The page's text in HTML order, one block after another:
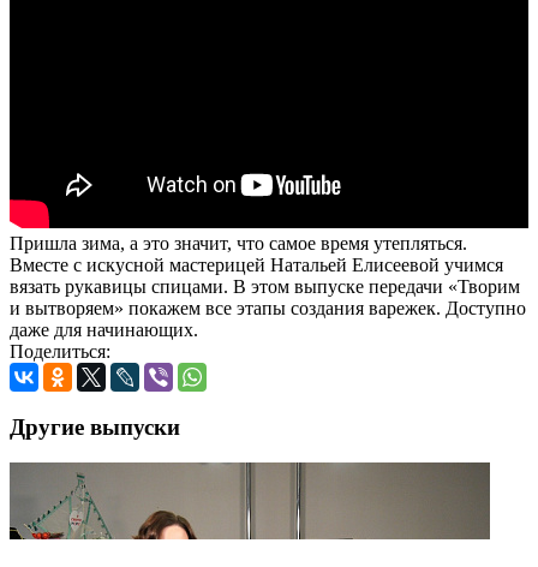
Пришла зима, а это значит, что самое время утепляться.
Вместе с искусной мастерицей Натальей Елисеевой учимся
вязать рукавицы спицами. В этом выпуске передачи «Творим
и вытворяем» покажем все этапы создания варежек. Доступно
даже для начинающих.
Поделиться:
Другие выпуски